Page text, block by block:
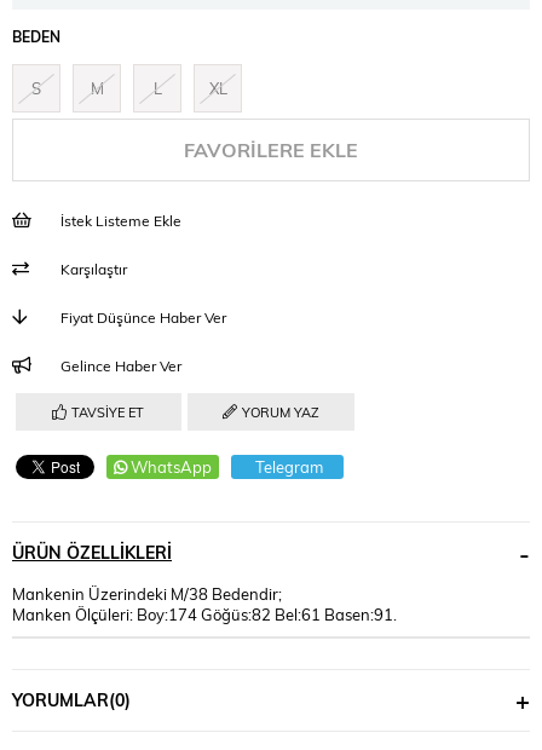
BEDEN
S M L XL
FAVORILERE EKLE
İstek Listeme Ekle
Karşılaştır
Fiyat Düşünce Haber Ver
Gelince Haber Ver
TAVSIYE ET YORUM YAZ
WhatsApp Telegram
ÜRÜN ÖZELLIKLERI
Mankenin Üzerindeki M/38 Bedendir;
Manken Ölçüleri: Boy:174 Göğüs:82 Bel:61 Basen:91.
YORUMLAR(0)